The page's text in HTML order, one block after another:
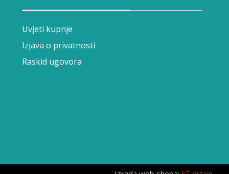
Uvjeti kupnje
Izjava o privatnosti
Raskid ugovora